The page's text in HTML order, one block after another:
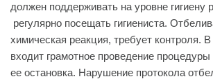
должен поддерживать на уровне гигиену
регулярно посещать гигиениста.
химическая реакция, требует контроля.
входит грамотное проведение
ее остановка. Нарушение протокола